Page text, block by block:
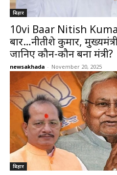
बिहार
10vi Baar Nitish Kumar
बार…नीतीशे कुमार,
जानिए कौन-कौन बना मंत्री?
newsakhada - November 20, 2025
बिहार